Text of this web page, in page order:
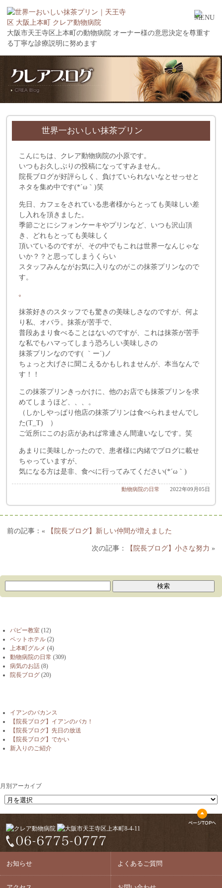
大阪市天王寺区上本町の動物病院 オーナー様の意思決定を尊重す
る丁寧な診療説明に努めます
世界一おいしい抹茶プリン
こんにちは、クレア動物病院の小原です。
いつもお久しぶりの投稿になってすみません。
院長ブログが好評らしく、負けていられないなとせっせと
ネタを集め中です(*´ω｀)笑
先日、カフェをされている患者様からとっても美味しい差
し入れを頂きました。
季節ごとにシフォンケーキやプリンなど、いつも沢山頂
き、どれもとっても美味しく
頂いているのですが、その中でもこれは世界一なんじゃな
いか？？と思ってしまうくらい
スタッフみんながお気に入りなのがこの抹茶プリンなので
す。
抹茶好きのスタッフでも驚きの美味しさなのですが、何よ
り私、オバラ。抹茶が苦手で、
普段あまり食べることはないのですが、これは抹茶が苦手
な私でもハマってしまう恐ろしい美味しさの
抹茶プリンなのです( ｀ー´)ノ
ちょっと大げさに聞こえるかもしれませんが、本当なんで
す！！
この抹茶プリンきっかけに、他のお店でも抹茶プリンを求
めてしまうほど、、、。
（しかしやっぱり他店の抹茶プリンは食べられませんでし
た(T_T) ）
ご近所にこのお店があれば常連さん間違いなしです。笑
あまりに美味しかったので、患者様に内緒でブログに載せ
ちゃっていますが、
気になる方は是非、食べに行ってみてください(*´ω｀)
2022年09月05日
動物病院の日常
« 【院長ブログ】新しい仲間が増えました
【院長ブログ】小さな努力 »
パピー教室 (12)
ペットホテル (2)
上本町グルメ (4)
動物病院の日常 (309)
病気のお話 (8)
院長ブログ (20)
イアンのバカンス
【院長ブログ】イアンのバカ！
【院長ブログ】先日の放送
【院長ブログ】でかい
新入りのご紹介
月別アーカイブ
お知らせ よくあるご質問